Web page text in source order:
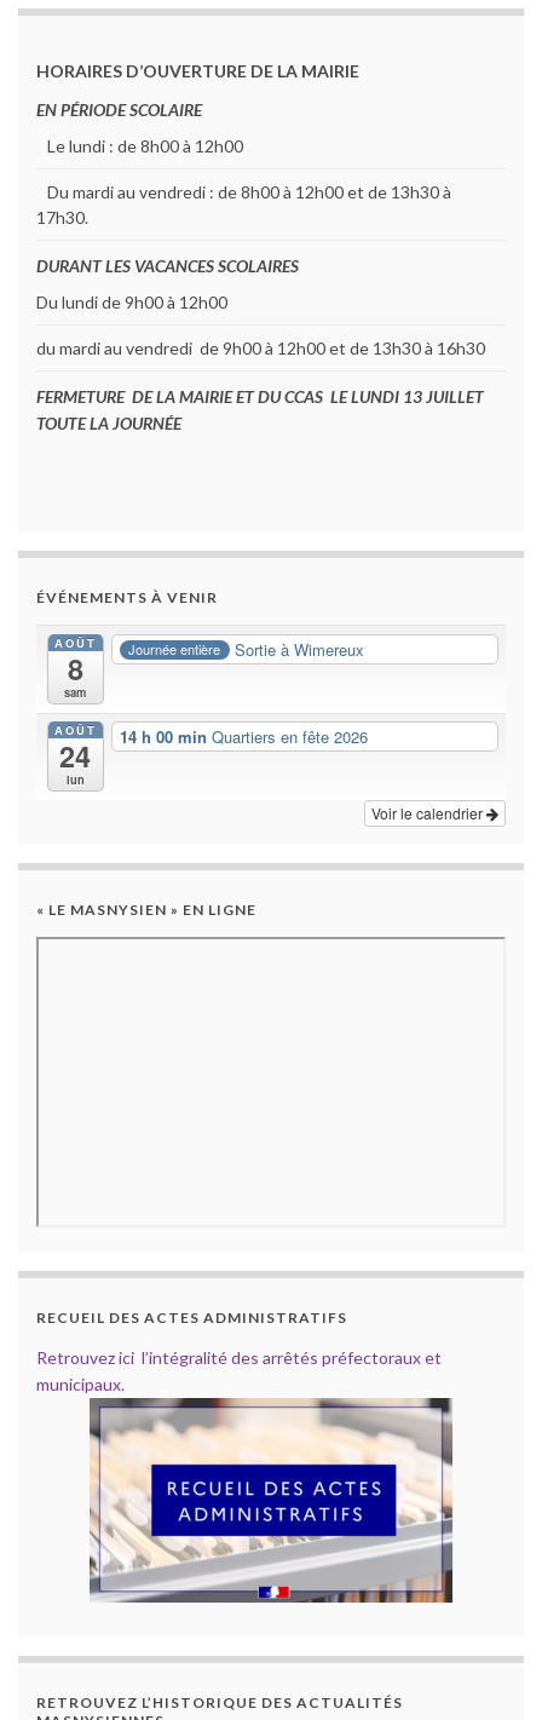
HORAIRES D’OUVERTURE DE LA MAIRIE
EN PÉRIODE SCOLAIRE
Le lundi : de 8h00 à 12h00
Du mardi au vendredi : de 8h00 à 12h00 et de 13h30 à
17h30.
DURANT LES VACANCES SCOLAIRES
Du lundi de 9h00 à 12h00
du mardi au vendredi de 9h00 à 12h00 et de 13h30 à 16h30
FERMETURE DE LA MAIRIE ET DU CCAS LE LUNDI 13 JUILLET
TOUTE LA JOURNÉE
ÉVÉNEMENTS À VENIR
AOÛT
8
sam
Journée entière Sortie à Wimereux
AOÛT
24
lun
14 h 00 min Quartiers en fête 2026
Voir le calendrier
« LE MASNYSIEN » EN LIGNE
RECUEIL DES ACTES ADMINISTRATIFS
Retrouvez ici l’intégralité des arrêtés préfectoraux et
municipaux.
RETROUVEZ L’HISTORIQUE DES ACTUALITÉS